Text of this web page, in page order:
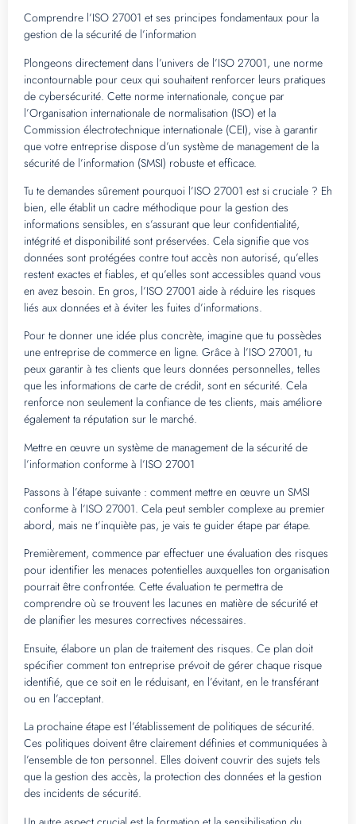
Comprendre l’ISO 27001 et ses principes fondamentaux pour la
gestion de la sécurité de l’information
Plongeons directement dans l’univers de l’ISO 27001, une norme
incontournable pour ceux qui souhaitent renforcer leurs pratiques
de cybersécurité. Cette norme internationale, conçue par
l’Organisation internationale de normalisation (ISO) et la
Commission électrotechnique internationale (CEI), vise à garantir
que votre entreprise dispose d’un système de management de la
sécurité de l’information (SMSI) robuste et efficace.
Tu te demandes sûrement pourquoi l’ISO 27001 est si cruciale ? Eh
bien, elle établit un cadre méthodique pour la gestion des
informations sensibles, en s’assurant que leur confidentialité,
intégrité et disponibilité sont préservées. Cela signifie que vos
données sont protégées contre tout accès non autorisé, qu’elles
restent exactes et fiables, et qu’elles sont accessibles quand vous
en avez besoin. En gros, l’ISO 27001 aide à réduire les risques
liés aux données et à éviter les fuites d’informations.
Pour te donner une idée plus concrète, imagine que tu possèdes
une entreprise de commerce en ligne. Grâce à l’ISO 27001, tu
peux garantir à tes clients que leurs données personnelles, telles
que les informations de carte de crédit, sont en sécurité. Cela
renforce non seulement la confiance de tes clients, mais améliore
également ta réputation sur le marché.
Mettre en œuvre un système de management de la sécurité de
l’information conforme à l’ISO 27001
Passons à l’étape suivante : comment mettre en œuvre un SMSI
conforme à l’ISO 27001. Cela peut sembler complexe au premier
abord, mais ne t’inquiète pas, je vais te guider étape par étape.
Premièrement, commence par effectuer une évaluation des risques
pour identifier les menaces potentielles auxquelles ton organisation
pourrait être confrontée. Cette évaluation te permettra de
comprendre où se trouvent les lacunes en matière de sécurité et
de planifier les mesures correctives nécessaires.
Ensuite, élabore un plan de traitement des risques. Ce plan doit
spécifier comment ton entreprise prévoit de gérer chaque risque
identifié, que ce soit en le réduisant, en l’évitant, en le transférant
ou en l’acceptant.
La prochaine étape est l’établissement de politiques de sécurité.
Ces politiques doivent être clairement définies et communiquées à
l’ensemble de ton personnel. Elles doivent couvrir des sujets tels
que la gestion des accès, la protection des données et la gestion
des incidents de sécurité.